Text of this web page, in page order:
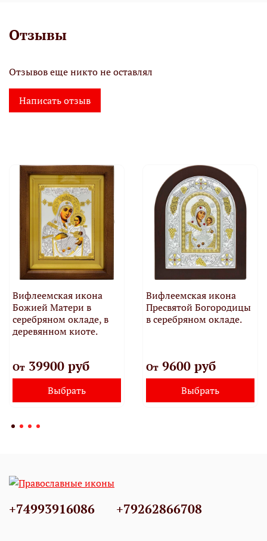
Отзывы
Отзывов еще никто не оставлял
Написать отзыв
Вифлеемская икона
Божией Матери в
серебряном окладе, в
деревянном киоте.
От39900 руб
Выбрать
Вифлеемская икона
Пресвятой Богородицы
в серебряном окладе.
От9600 руб
Выбрать
+74993916086 +79262866708